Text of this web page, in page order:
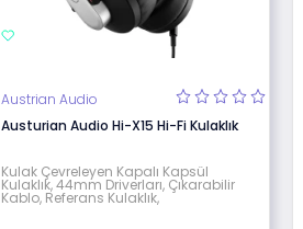
Austrian Audio
Austurian Audio Hi-X15 Hi-Fi Kulaklık
Kulak Çevreleyen Kapalı Kapsül
Kulaklık, 44mm Driverları, Çıkarabilir
Kablo, Referans Kulaklık,